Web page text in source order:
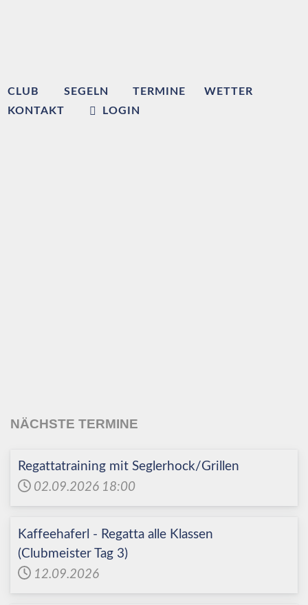
CLUB SEGELN TERMINE
WETTER
KONTAKT
LOGIN
NÄCHSTE TERMINE
Regattatraining mit Seglerhock/Grillen
02.09.2026 18:00
Kaffeehaferl - Regatta alle Klassen
(Clubmeister Tag 3)
12.09.2026